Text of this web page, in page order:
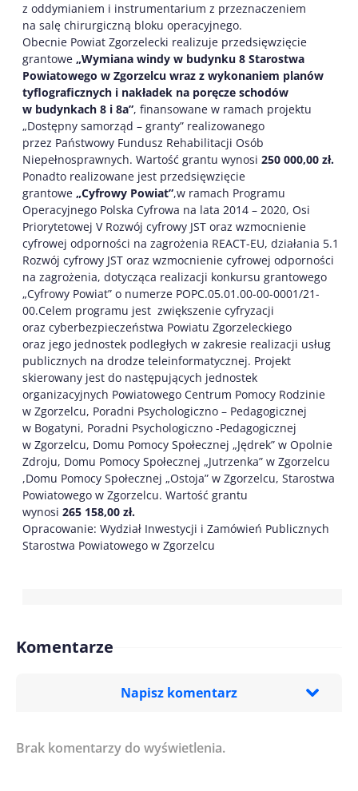
z oddymianiem i instrumentarium z przeznaczeniem
na salę chirurgiczną bloku operacyjnego.
Obecnie Powiat Zgorzelecki realizuje przedsięwzięcie
grantowe „Wymiana windy w budynku 8 Starostwa
Powiatowego w Zgorzelcu wraz z wykonaniem planów
tyflograficznych i nakładek na poręcze schodów
w budynkach 8 i 8a”, finansowane w ramach projektu
„Dostępny samorząd – granty” realizowanego
przez Państwowy Fundusz Rehabilitacji Osób
Niepełnosprawnych. Wartość grantu wynosi 250 000,00 zł.
Ponadto realizowane jest przedsięwzięcie
grantowe „Cyfrowy Powiat”,w ramach Programu
Operacyjnego Polska Cyfrowa na lata 2014 – 2020, Osi
Priorytetowej V Rozwój cyfrowy JST oraz wzmocnienie
cyfrowej odporności na zagrożenia REACT-EU, działania 5.1
Rozwój cyfrowy JST oraz wzmocnienie cyfrowej odporności
na zagrożenia, dotycząca realizacji konkursu grantowego
„Cyfrowy Powiat” o numerze POPC.05.01.00-00-0001/21-
00.Celem programu jest zwiększenie cyfryzacji
oraz cyberbezpieczeństwa Powiatu Zgorzeleckiego
oraz jego jednostek podległych w zakresie realizacji usług
publicznych na drodze teleinformatycznej. Projekt
skierowany jest do następujących jednostek
organizacyjnych Powiatowego Centrum Pomocy Rodzinie
w Zgorzelcu, Poradni Psychologiczno – Pedagogicznej
w Bogatyni, Poradni Psychologiczno -Pedagogicznej
w Zgorzelcu, Domu Pomocy Społecznej „Jędrek” w Opolnie
Zdroju, Domu Pomocy Społecznej „Jutrzenka” w Zgorzelcu
,Domu Pomocy Społecznej „Ostoja” w Zgorzelcu, Starostwa
Powiatowego w Zgorzelcu. Wartość grantu
wynosi 265 158,00 zł.
Opracowanie: Wydział Inwestycji i Zamówień Publicznych
Starostwa Powiatowego w Zgorzelcu
Komentarze
Napisz komentarz
Imię/ Nick*
Brak komentarzy do wyświetlenia.